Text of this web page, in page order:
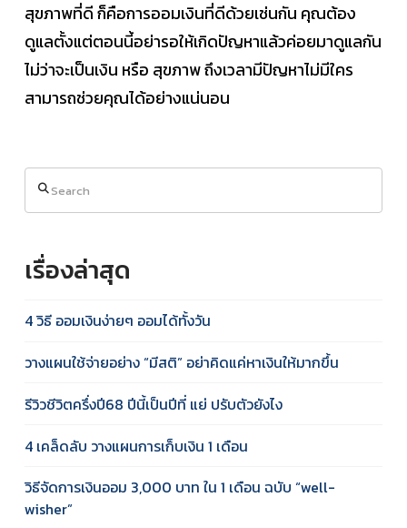
สุขภาพที่ดี ก็คือการออมเงินที่ดีด้วยเช่นกัน คุณต้อง
ดูแลตั้งแต่ตอนนี้อย่ารอให้เกิดปัญหาแล้วค่อยมาดูแลกัน
ไม่ว่าจะเป็นเงิน หรือ สุขภาพ ถึงเวลามีปัญหาไม่มีใคร
สามารถช่วยคุณได้อย่างแน่นอน
Search
เรื่องล่าสุด
4 วิธี ออมเงินง่ายๆ ออมได้ทั้งวัน
วางแผนใช้จ่ายอย่าง “มีสติ” อย่าคิดแค่หาเงินให้มากขึ้น
รีวิวชีวิตครึ่งปี68 ปีนี้เป็นปีที่ แย่ ปรับตัวยังไง
4 เคล็ดลับ วางแผนการเก็บเงิน 1 เดือน
วิธีจัดการเงินออม 3,000 บาท ใน 1 เดือน ฉบับ “well-
wisher”